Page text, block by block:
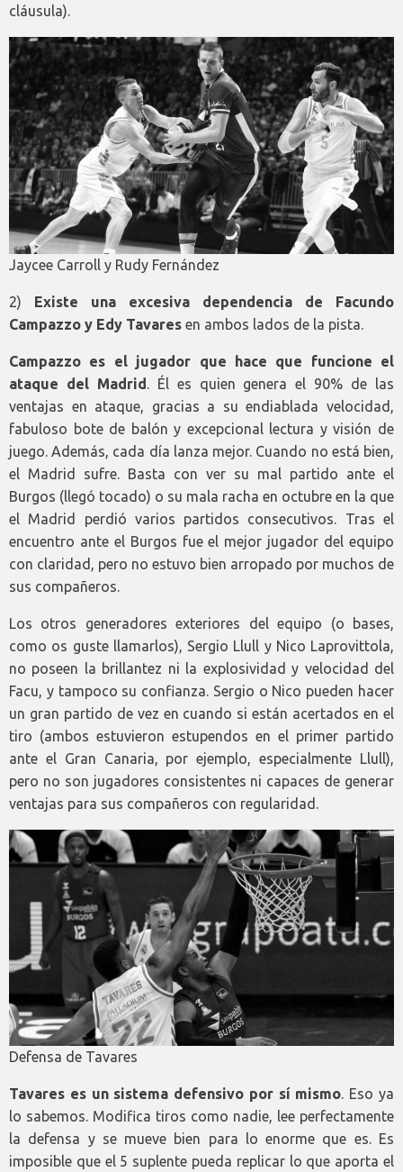
cláusula).
Jaycee Carroll y Rudy Fernández
2) Existe una excesiva dependencia de Facundo
Campazzo y Edy Tavares en ambos lados de la pista.
Campazzo es el jugador que hace que funcione el
ataque del Madrid
. Él es quien genera el 90% de las
ventajas en ataque, gracias a su endiablada velocidad,
fabuloso bote de balón y excepcional lectura y visión de
juego. Además, cada día lanza mejor. Cuando no está bien,
el Madrid sufre. Basta con ver su mal partido ante el
Burgos (llegó tocado) o su mala racha en octubre en la que
el Madrid perdió varios partidos consecutivos. Tras el
encuentro ante el Burgos fue el mejor jugador del equipo
con claridad, pero no estuvo bien arropado por muchos de
sus compañeros.
Los otros generadores exteriores del equipo (o bases,
como os guste llamarlos), Sergio Llull y Nico Laprovittola,
no poseen la brillantez ni la explosividad y velocidad del
Facu, y tampoco su confianza. Sergio o Nico pueden hacer
un gran partido de vez en cuando si están acertados en el
tiro (ambos estuvieron estupendos en el primer partido
ante el Gran Canaria, por ejemplo, especialmente Llull),
pero no son jugadores consistentes ni capaces de generar
ventajas para sus compañeros con regularidad.
Defensa de Tavares
Tavares es un sistema defensivo por sí mismo. Eso ya
lo sabemos. Modifica tiros como nadie, lee perfectamente
la defensa y se mueve bien para lo enorme que es. Es
imposible que el 5 suplente pueda replicar lo que aporta el